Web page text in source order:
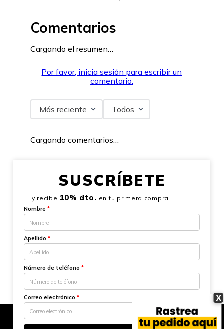
X
Comentarios
Cargando el resumen…
Por favor, inicia sesión para escribir un
comentario.
Más reciente Todos
Cargando comentarios…
SUSCRÍBETE
y recibe 10% dto. en tu primera compra
Nombre *
Apellido *
Número de teléfono *
Correo electrónico *